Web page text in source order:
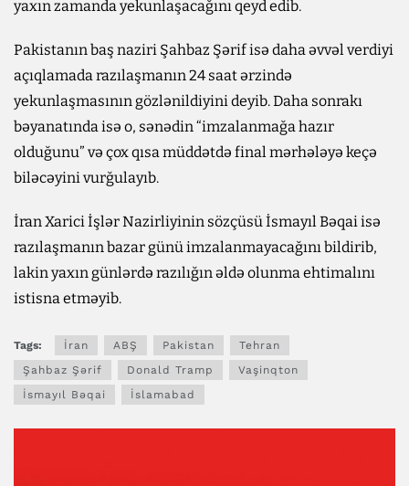
yaxın zamanda yekunlaşacağını qeyd edib.
Pakistanın baş naziri Şahbaz Şərif isə daha əvvəl verdiyi
açıqlamada razılaşmanın 24 saat ərzində
yekunlaşmasının gözlənildiyini deyib. Daha sonrakı
bəyanatında isə o, sənədin “imzalanmağa hazır
olduğunu” və çox qısa müddətdə final mərhələyə keçə
biləcəyini vurğulayıb.
İran Xarici İşlər Nazirliyinin sözçüsü İsmayıl Bəqai isə
razılaşmanın bazar günü imzalanmayacağını bildirib,
lakin yaxın günlərdə razılığın əldə olunma ehtimalını
istisna etməyib.
Tags: İran ABŞ Pakistan
Tehran
Şahbaz Şərif
Donald Tramp
Vaşinqton
İsmayıl Bəqai
İslamabad